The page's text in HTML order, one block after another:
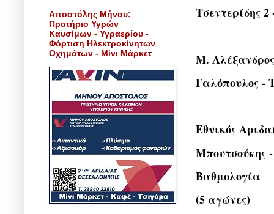
Τσεντερίδης
Μ.
Γαλόπουλος -
Εθνικός
Μπουτσούκης
Βαθμολογία
(5 αγώνες)
Αποστόλης Μήνου:
Πρατήριο Υγρών
Καυσίμων - Υγραερίου -
Φόρτιση Ηλεκτροκίνητων
Οχημάτων - Μίνι Μάρκετ